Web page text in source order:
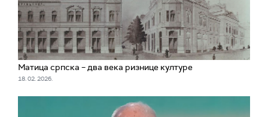
Матица српска – два века ризнице културе
18. 02. 2026.